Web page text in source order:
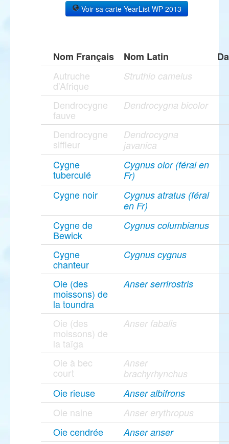
Voir sa carte YearList WP 2013
Nom Français Nom Latin
Autruche
d'Afrique
Struthio camelus
Dendrocygne
fauve
Dendrocygna bicolor
Dendrocygne
siffleur
Dendrocygna
javanica
Cygne
tuberculé
Cygnus olor (féral en
Fr)
Cygne noir
Cygnus atratus (féral
en Fr)
Cygne de
Bewick
Cygnus columbianus
Cygne
chanteur
Cygnus cygnus
Oie (des
moissons) de
la toundra
Anser serrirostris
Oie (des
moissons) de
la taïga
Anser fabalis
Oie à bec
court
Anser
brachyrhynchus
Oie rieuse Anser albifrons
Oie naine Anser erythropus
Oie cendrée Anser anser